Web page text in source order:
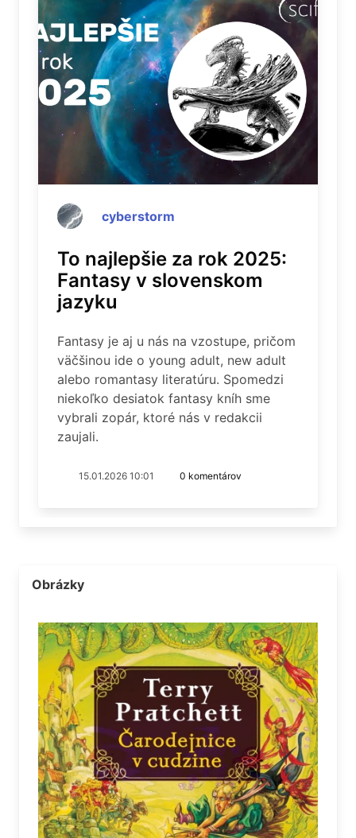
cyberstorm
To najlepšie za rok 2025:
Fantasy v slovenskom
jazyku
Fantasy je aj u nás na vzostupe, pričom
väčšinou ide o young adult, new adult
alebo romantasy literatúru. Spomedzi
niekoľko desiatok fantasy kníh sme
vybrali zopár, ktoré nás v redakcii
zaujali.
15.01.2026 10:01 0 komentárov
Obrázky